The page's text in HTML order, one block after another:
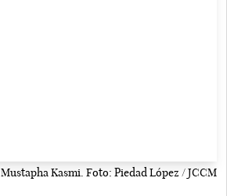
Mustapha Kasmi. Foto: Piedad López / JCCM